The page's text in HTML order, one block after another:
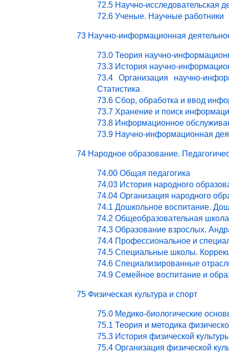
72.5 Научно-исследовательская
72.6 Ученые. Научные работники
73 Научно-информационная
73.0 Теория научно-
73.3 История научно-
73.4 Организация научно-
Статистика
73.6 Сбор, обработка и ввод
73.7 Хранение и поиск
73.8 Информационное
73.9 Научно-информационная
74 Народное образование.
74.00 Общая педагогика
74.03 История народного
74.04 Организация народного
74.1 Дошкольное воспитание.
74.2 Общеобразовательная
74.3 Образование взрослых.
74.4 Профессиональное и
74.5 Специальные школы.
74.6 Специализированные
74.9 Семейное воспитание и
75 Физическая культура и спорт
75.0 Медико-биологические
75.1 Теория и методика
75.3 История физической
75.4 Организация физической